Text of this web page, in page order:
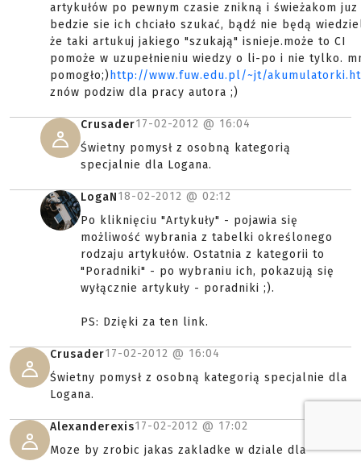
artykułów po pewnym czasie znikną i świeżakom juz
bedzie sie ich chciało szukać, bądź nie będą
że taki artukuj jakiego "szukają" isnieje.może to CI
pomoże w uzupełnieniu wiedzy o li-po i nie tylko.
pomogło;) http://www.fuw.edu.pl/~jt/
znów podziw dla pracy autora ;)
Crusader17-02-2012 @ 16:04
Świetny pomysł z osobną kategorią
specjalnie dla Logana.
LogaN18-02-2012 @ 02:12
Po kliknięciu "Artykuły" - pojawia się
możliwość wybrania z tabelki określonego
rodzaju artykułów. Ostatnia z kategorii to
"Poradniki" - po wybraniu ich, pokazują się
wyłącznie artykuły - poradniki ;).
PS: Dzięki za ten link.
Crusader17-02-2012 @ 16:04
Świetny pomysł z osobną kategorią specjalnie dla
Logana.
Alexanderexis17-02-2012 @ 17:02
Moze by zrobic jakas zakladke w dziale dla